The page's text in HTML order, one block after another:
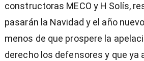
constructoras MECO y H Solís,
pasarán la Navidad y el año
menos de que prospere la
derecho los defensores y que ya